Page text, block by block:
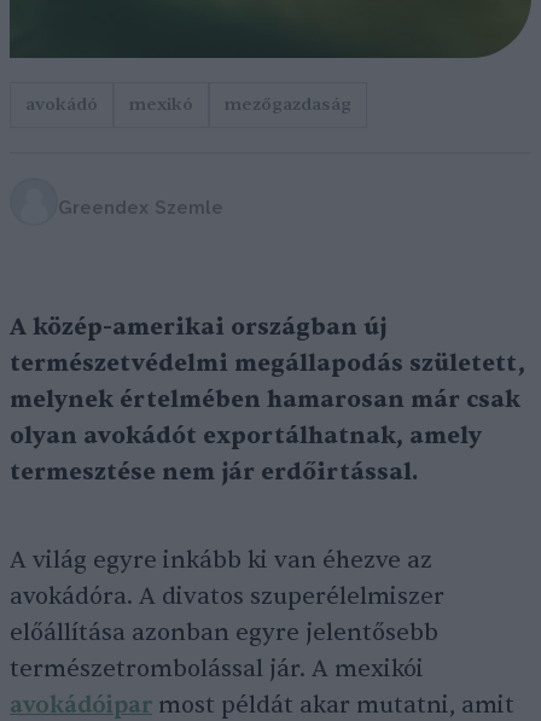
avokádó mexikó mezőgazdaság
Greendex Szemle
A közép-amerikai országban új
természetvédelmi megállapodás született,
melynek értelmében hamarosan már csak
olyan avokádót exportálhatnak, amely
termesztése nem jár erdőirtással.
A világ egyre inkább ki van éhezve az
avokádóra. A divatos szuperélelmiszer
előállítása azonban egyre jelentősebb
természetrombolással jár. A mexikói
avokádóipar most példát akar mutatni, amit